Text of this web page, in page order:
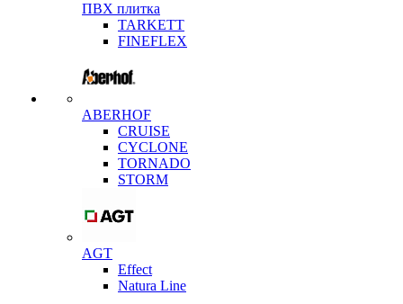
ПВХ плитка
TARKETT
FINEFLEX
ABERHOF
CRUISE
CYCLONE
TORNADO
STORM
AGT
Effect
Natura Line